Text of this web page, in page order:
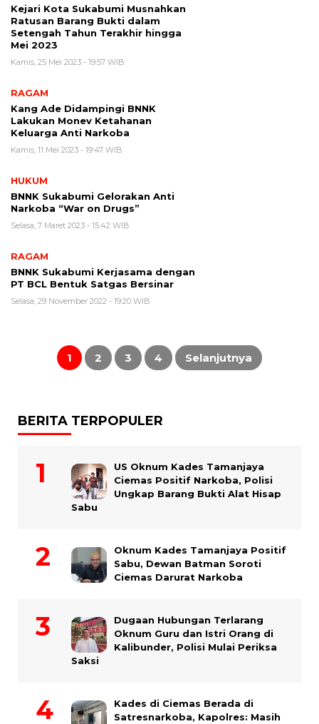
Kejari Kota Sukabumi Musnahkan
Ratusan Barang Bukti dalam
Setengah Tahun Terakhir hingga
Mei 2023
Kamis, 25 Mei 2023 - 19:57 WIB
RAGAM
Kang Ade Didampingi BNNK
Lakukan Monev Ketahanan
Keluarga Anti Narkoba
Kamis, 11 Mei 2023 - 19:47 WIB
HUKUM
BNNK Sukabumi Gelorakan Anti
Narkoba “War on Drugs”
Selasa, 7 Maret 2023 - 15:42 WIB
RAGAM
BNNK Sukabumi Kerjasama dengan
PT BCL Bentuk Satgas Bersinar
Selasa, 29 November 2022 - 19:20 WIB
Paginasi
1 2 3 4 Selanjutnya
BERITA TERPOPULER
US Oknum Kades Tamanjaya
Ciemas Positif Narkoba, Polisi
Ungkap Barang Bukti Alat Hisap
Sabu
Oknum Kades Tamanjaya Positif
Sabu, Dewan Batman Soroti
Ciemas Darurat Narkoba
Dugaan Hubungan Terlarang
Oknum Guru dan Istri Orang di
Kalibunder, Polisi Mulai Periksa
Saksi
Kades di Ciemas Berada di
Satresnarkoba, Kapolres: Masih